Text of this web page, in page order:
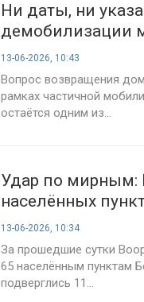
Ни даты, ни
демобилизации
2026 года
13-06-2026, 10:43
Вопрос возвращения
рамках частичной
остаётся одним из...
Удар по мирным:
населённых
сводка на 13
13-06-2026, 10:34
За прошедшие сутки
65 населённым пунктам
подверглись 11...